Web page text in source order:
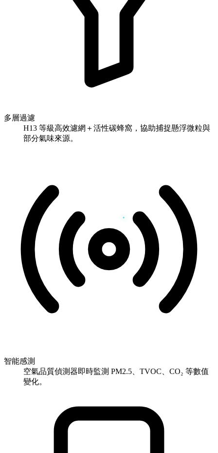
多層過濾
H13 等級高效濾網＋活性碳蜂窩，協助捕捉懸浮微粒與
部分氣味來源。
智能感測
空氣品質偵測器即時監測 PM2.5、TVOC、CO₂ 等數值
變化。